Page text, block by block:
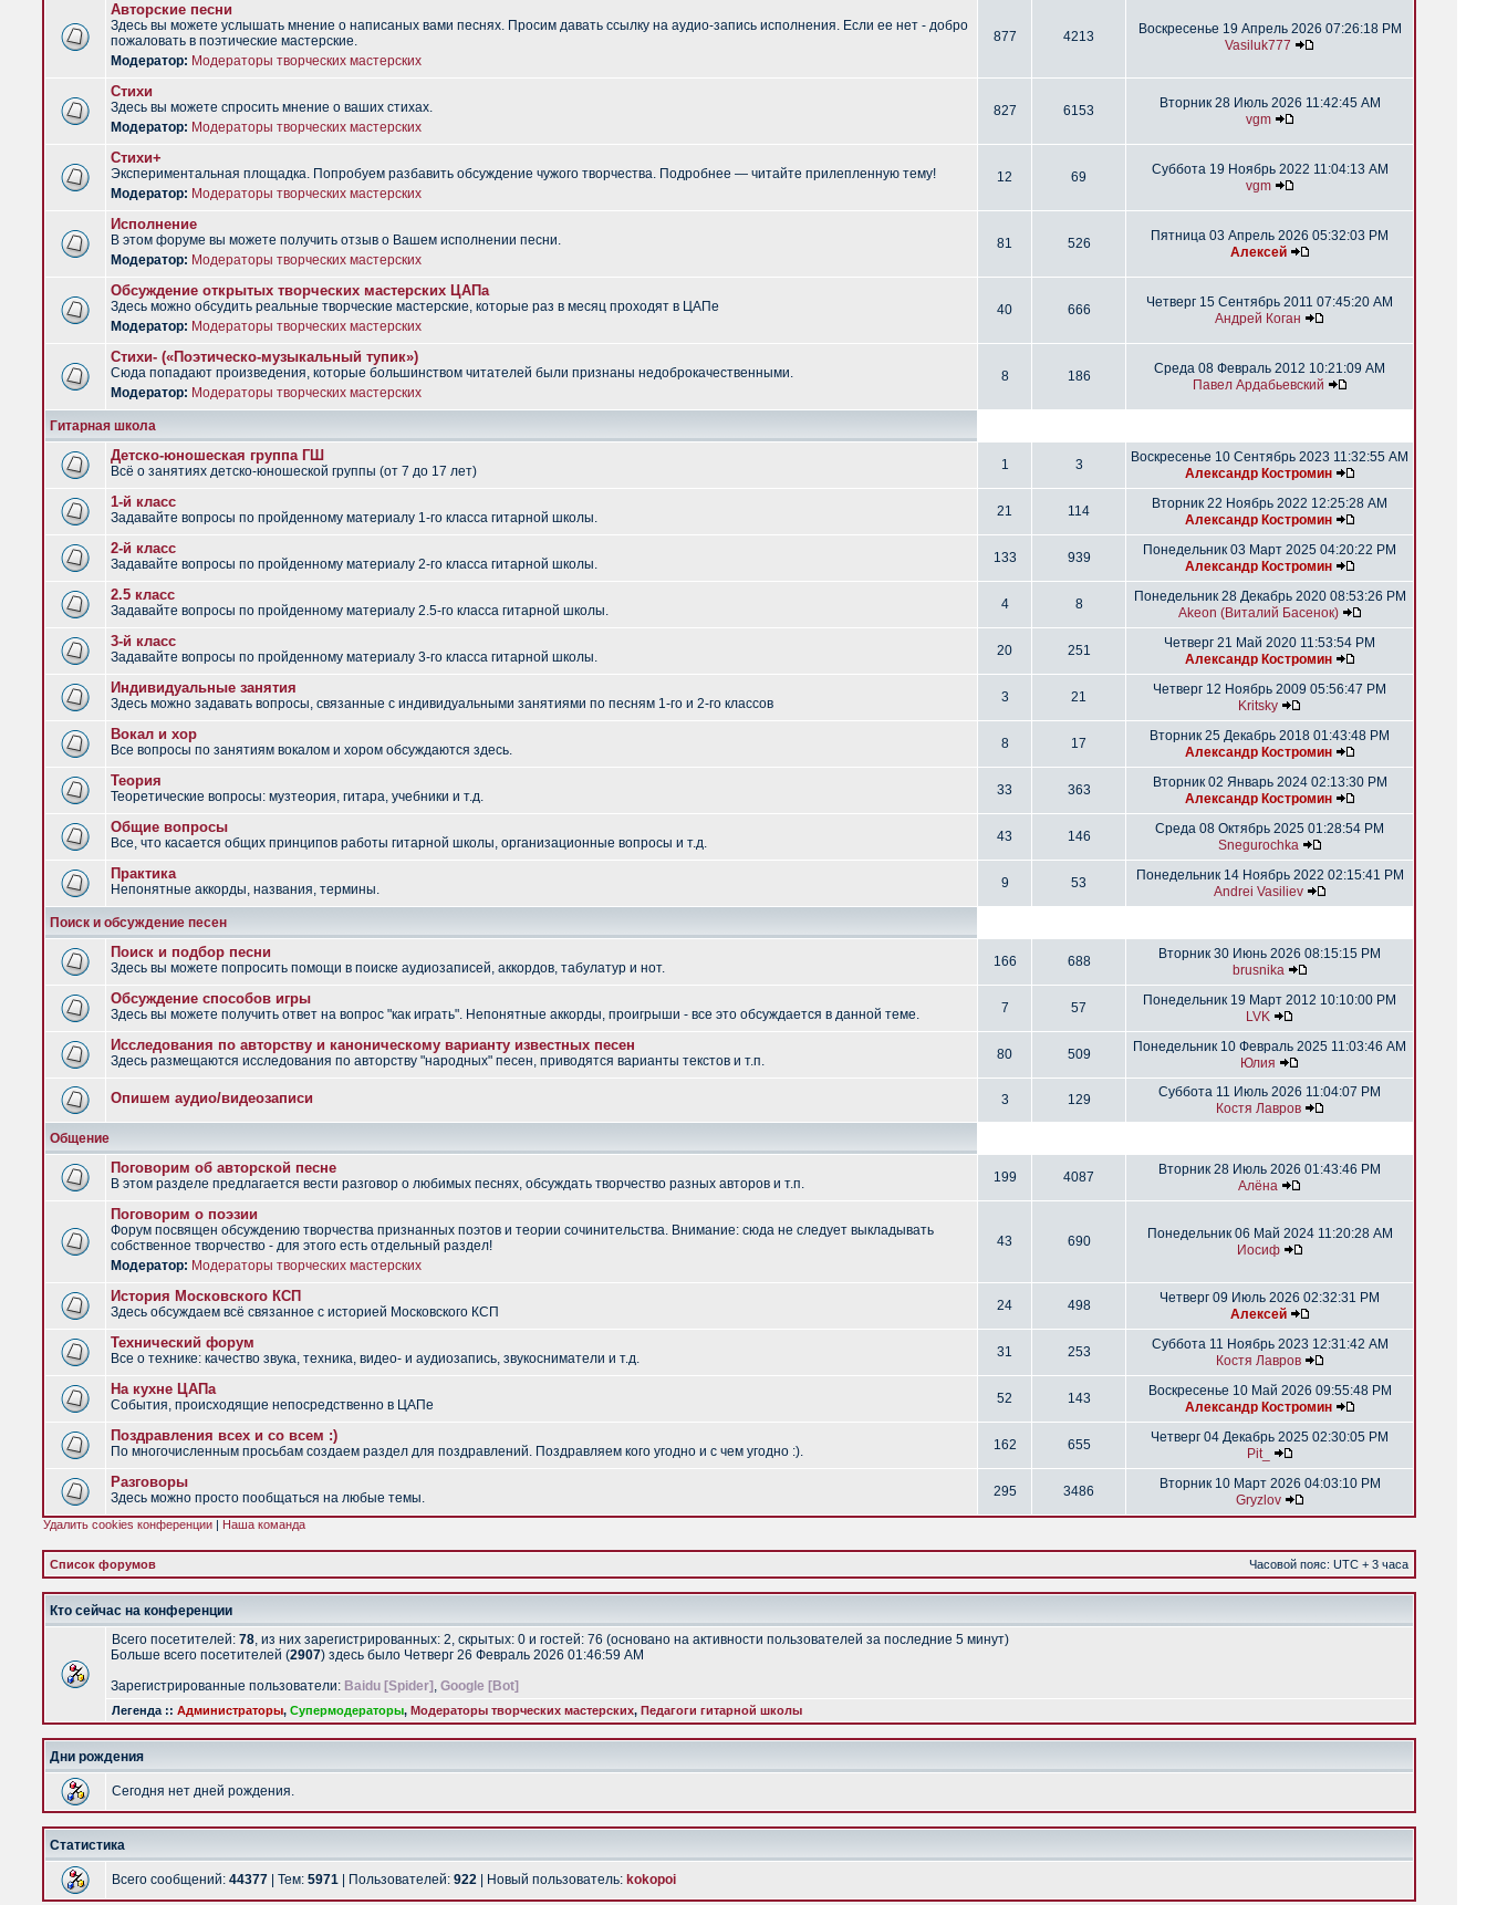
Авторские песни
Здесь вы можете услышать мнение о написаных вами песнях. Просим давать ссылку на аудио-запись исполнения. Если ее нет - добро
пожаловать в поэтические мастерские.
Модератор: Модераторы творческих мастерских
877 4213
Воскресенье 19 Апрель 2026 07:26:18 PM
Vasiluk777
Стихи
Здесь вы можете спросить мнение о ваших стихах.
Модератор: Модераторы творческих мастерских
827 6153
Вторник 28 Июль 2026 11:42:45 AM
vgm
Стихи+
Экспериментальная площадка. Попробуем разбавить обсуждение чужого творчества. Подробнее — читайте прилепленную тему!
Модератор: Модераторы творческих мастерских
12 69
Суббота 19 Ноябрь 2022 11:04:13 AM
vgm
Исполнение
В этом форуме вы можете получить отзыв о Вашем исполнении песни.
Модератор: Модераторы творческих мастерских
81 526
Пятница 03 Апрель 2026 05:32:03 PM
Алексей
Обсуждение открытых творческих мастерских ЦАПа
Здесь можно обсудить реальные творческие мастерские, которые раз в месяц проходят в ЦАПе
Модератор: Модераторы творческих мастерских
40 666
Четверг 15 Сентябрь 2011 07:45:20 AM
Андрей Коган
Стихи- («Поэтическо-музыкальный тупик»)
Сюда попадают произведения, которые большинством читателей были признаны недоброкачественными.
Модератор: Модераторы творческих мастерских
8 186
Среда 08 Февраль 2012 10:21:09 AM
Павел Ардабьевский
Гитарная школа
Детско-юношеская группа ГШ
Всё о занятиях детско-юношеской группы (от 7 до 17 лет) 1 3
Воскресенье 10 Сентябрь 2023 11:32:55 AM
Александр Костромин
1-й класс
Задавайте вопросы по пройденному материалу 1-го класса гитарной школы. 21 114
Вторник 22 Ноябрь 2022 12:25:28 AM
Александр Костромин
2-й класс
Задавайте вопросы по пройденному материалу 2-го класса гитарной школы. 133 939
Понедельник 03 Март 2025 04:20:22 PM
Александр Костромин
2.5 класс
Задавайте вопросы по пройденному материалу 2.5-го класса гитарной школы. 4 8
Понедельник 28 Декабрь 2020 08:53:26 PM
Akeon (Виталий Басенок)
3-й класс
Задавайте вопросы по пройденному материалу 3-го класса гитарной школы. 20 251
Четверг 21 Май 2020 11:53:54 PM
Александр Костромин
Индивидуальные занятия
Здесь можно задавать вопросы, связанные с индивидуальными занятиями по песням 1-го и 2-го классов 3 21
Четверг 12 Ноябрь 2009 05:56:47 PM
Kritsky
Вокал и хор
Все вопросы по занятиям вокалом и хором обсуждаются здесь. 8 17
Вторник 25 Декабрь 2018 01:43:48 PM
Александр Костромин
Теория
Теоретические вопросы: музтеория, гитара, учебники и т.д. 33 363
Вторник 02 Январь 2024 02:13:30 PM
Александр Костромин
Общие вопросы
Все, что касается общих принципов работы гитарной школы, организационные вопросы и т.д. 43 146
Среда 08 Октябрь 2025 01:28:54 PM
Snegurochka
Практика
Непонятные аккорды, названия, термины. 9 53
Понедельник 14 Ноябрь 2022 02:15:41 PM
Andrei Vasiliev
Поиск и обсуждение песен
Поиск и подбор песни
Здесь вы можете попросить помощи в поиске аудиозаписей, аккордов, табулатур и нот. 166 688
Вторник 30 Июнь 2026 08:15:15 PM
brusnika
Обсуждение способов игры
Здесь вы можете получить ответ на вопрос "как играть". Непонятные аккорды, проигрыши - все это обсуждается в данной теме. 7 57
Понедельник 19 Март 2012 10:10:00 PM
LVK
Исследования по авторству и каноническому варианту известных песен
Здесь размещаются исследования по авторству "народных" песен, приводятся варианты текстов и т.п. 80 509
Понедельник 10 Февраль 2025 11:03:46 AM
Юлия
Опишем аудио/видеозаписи 3 129
Суббота 11 Июль 2026 11:04:07 PM
Костя Лавров
Общение
Поговорим об авторской песне
В этом разделе предлагается вести разговор о любимых песнях, обсуждать творчество разных авторов и т.п. 199 4087
Вторник 28 Июль 2026 01:43:46 PM
Алёна
Поговорим о поэзии
Форум посвящен обсуждению творчества признанных поэтов и теории сочинительства. Внимание: сюда не следует выкладывать
собственное творчество - для этого есть отдельный раздел!
Модератор: Модераторы творческих мастерских
43 690
Понедельник 06 Май 2024 11:20:28 AM
Иосиф
История Московского КСП
Здесь обсуждаем всё связанное с историей Московского КСП 24 498
Четверг 09 Июль 2026 02:32:31 PM
Алексей
Технический форум
Все о технике: качество звука, техника, видео- и аудиозапись, звукосниматели и т.д. 31 253
Суббота 11 Ноябрь 2023 12:31:42 AM
Костя Лавров
На кухне ЦАПа
События, происходящие непосредственно в ЦАПе 52 143
Воскресенье 10 Май 2026 09:55:48 PM
Александр Костромин
Поздравления всех и со всем :)
По многочисленным просьбам создаем раздел для поздравлений. Поздравляем кого угодно и с чем угодно :). 162 655
Четверг 04 Декабрь 2025 02:30:05 PM
Pit_
Разговоры
Здесь можно просто пообщаться на любые темы. 295 3486
Вторник 10 Март 2026 04:03:10 PM
Gryzlov
Удалить cookies конференции | Наша команда
Список форумов Часовой пояс: UTC + 3 часа
Кто сейчас на конференции
Всего посетителей: 78, из них зарегистрированных: 2, скрытых: 0 и гостей: 76 (основано на активности пользователей за последние 5 минут)
Больше всего посетителей (2907) здесь было Четверг 26 Февраль 2026 01:46:59 AM
Зарегистрированные пользователи: Baidu [Spider] , Google [Bot]
Легенда :: Администраторы, Супермодераторы, Модераторы творческих мастерских, Педагоги гитарной школы
Дни рождения
Сегодня нет дней рождения.
Статистика
Всего сообщений: 44377 | Тем: 5971 | Пользователей: 922 | Новый пользователь: kokopoi